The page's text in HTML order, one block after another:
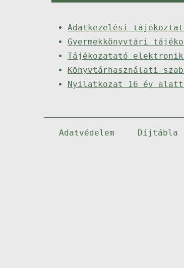
Adatkezelési
Gyermekkönyvtári
Tájékozatató
Könyvtárhasználati
Nyilatkozat 16 év
Adatvédelem Díjtábla